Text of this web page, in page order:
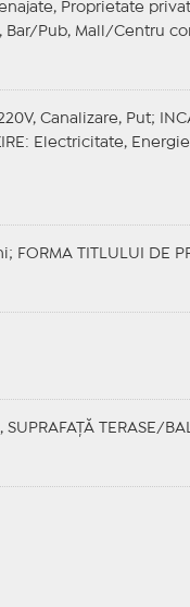
Proprietate
Bar/Pub, Mall/Centru
Canalizare, Put;
: Electricitate,
FORMA TITLULUI DE
SUPRAFAȚĂ TERASE/